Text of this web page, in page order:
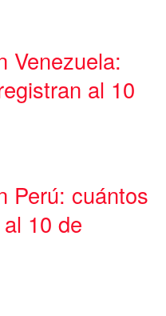
Venezuela:
al 10
Perú: cuántos
10 de